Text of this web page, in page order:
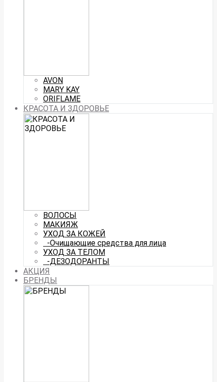
AVON
MARY KAY
ORIFLAME
КРАСОТА И ЗДОРОВЬЕ
ВОЛОСЫ
МАКИЯЖ
УХОД ЗА КОЖЕЙ
-Очищающие средства для лица
УХОД ЗА ТЕЛОМ
-ДЕЗОДОРАНТЫ
АКЦИЯ
БРЕНДЫ